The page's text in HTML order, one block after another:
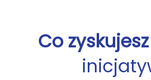
Co zyskujesz